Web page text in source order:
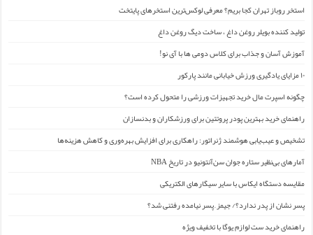
استخر روباز تهران کجا بریم؟ معرفی لوکس‌ترین استخرهای پایتخت
تولید کننده بویلر روغن داغ ، ساخت دیگ روغن داغ
آموزش آسان و جذاب برای کلاس دومی ها با آی نو!
۱۰ مزایای یادگیری ورزش خیابانی مانند پارکور
چگونه اسپرت مال خرید تجهیزات ورزشی را متحول کرده است؟
راهنمای خرید بهترین پودر پروتئین برای ورزشکاران و بدنسازان
تشخیص و عیب‌یابی هوشمند ژنراتور: راهکاری برای افزایش بهره‌وری و کاهش هزینه‌ها
آمارهای بی‌نظیر ستاره جوان سن‌آنتونیو در تاریخ NBA
مقایسه دستگاه ایکاس با سایر سیگارهای الکتریکی
پسر نشان از پدر ندارد؟/ جیمز ِ پسر نیامده رفتنی شد؟
راهنمای خرید ست لوازم یوگا با تخفیف ویژه